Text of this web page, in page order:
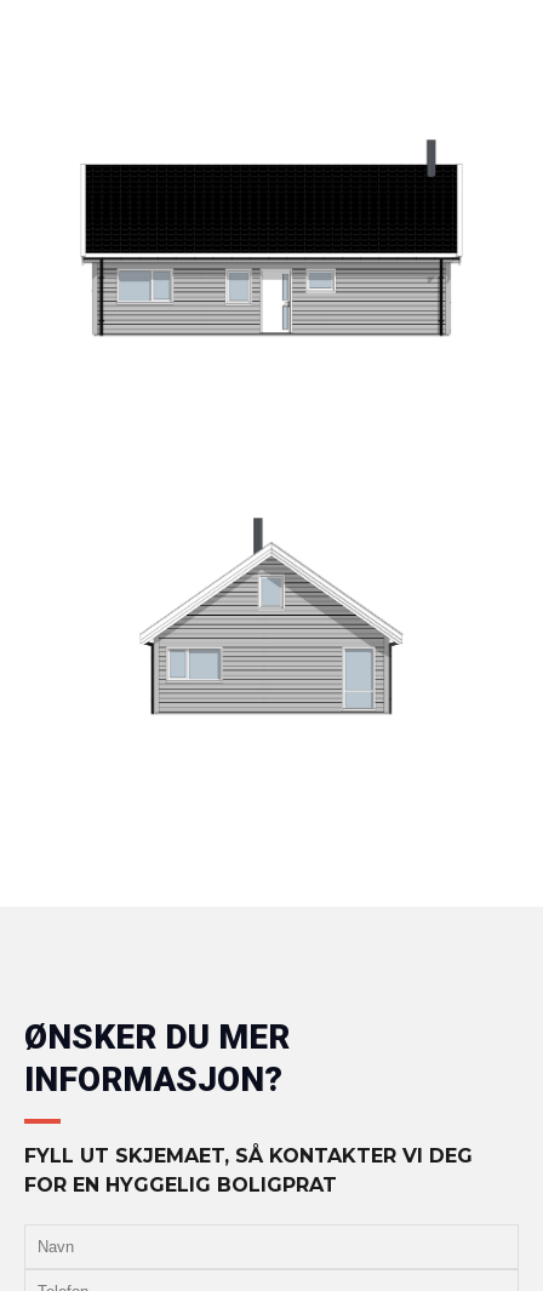
ØNSKER DU MER
INFORMASJON?
FYLL UT SKJEMAET, SÅ KONTAKTER VI DEG
FOR EN HYGGELIG BOLIGPRAT